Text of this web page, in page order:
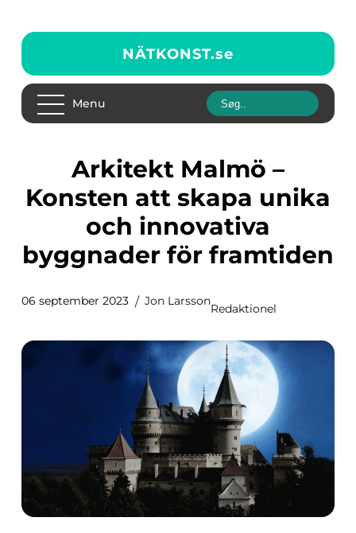
NÄTKONST.se
Menu
Arkitekt Malmö –
Konsten att skapa unika
och innovativa
byggnader för framtiden
06 september 2023 Jon Larsson
Redaktionel